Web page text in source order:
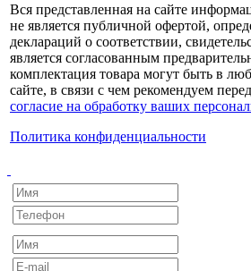
Вся представленная на сайте
не является публичной офертой,
деклараций о соответствии,
является согласованным
комплектация товара могут быть в
сайте, в связи с чем рекомендуем
согласие на обработку ваших
Политика конфиденциальности